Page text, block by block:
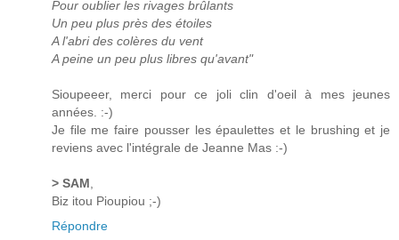
Pour oublier les rivages brûlants
Un peu plus près des étoiles
A l'abri des colères du vent
A peine un peu plus libres qu'avant"
Sioupeeer, merci pour ce joli clin d'oeil à mes jeunes
années. :-)
Je file me faire pousser les épaulettes et le brushing et je
reviens avec l'intégrale de Jeanne Mas :-)
> SAM
Biz itou Pioupiou ;-)
Répondre